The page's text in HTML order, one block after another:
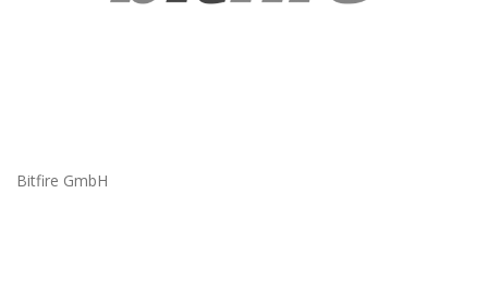
Bitfire GmbH